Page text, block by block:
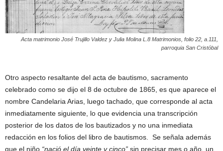
Acta matrimonio José Trujillo Valdez y Julia Molina L.8 Matrimonios, folio 22, a.111,
parroquia San Cristóbal
Otro aspecto resaltante del acta de bautismo, sacramento
celebrado como se dijo el 8 de octubre de 1865, es que aparece el
nombre Candelaria Arias, luego tachado, que corresponde al acta
inmediatamente siguiente, lo que evidencia una transcripción
posterior de los datos de los bautizados y no una inmediata
redacción en los folios del libro de bautismos. Se señala además
que el niño “nació el día veinte y cinco” sin precisar mes o año, un